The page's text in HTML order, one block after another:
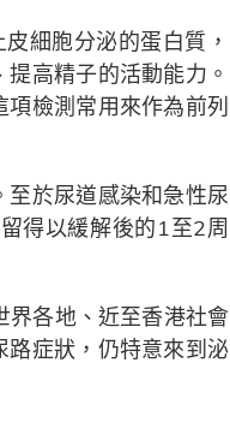
細胞分泌的蛋白質，
高精子的活動能力。
檢測常用來作為前列
於尿道感染和急性尿
得以緩解後的1至2周
各地、近至香港社會
路症狀，仍特意來到泌